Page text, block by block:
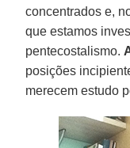
concentrados e,
que estamos
pentecostalismo.
posições
merecem estudo